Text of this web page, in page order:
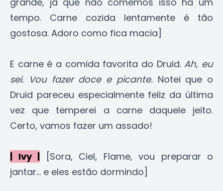
tempo. Carne cozida lentamente é tão
gostosa. Adoro como fica macia]
E carne é a comida favorita do Druid.Ah, eu
sei. Vou fazer doce e picante.Notei que o
Druid pareceu especialmente feliz da última
vez que temperei a carne daquele jeito.
Certo, vamos fazer um assado!
| Ivy | [Sora, Ciel, Flame, vou preparar o
jantar... e eles estão dormindo]